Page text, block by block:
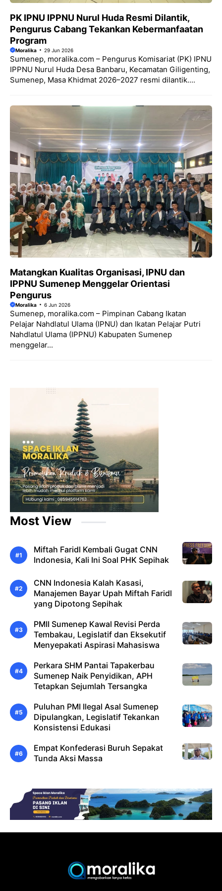
PK IPNU IPPNU Nurul Huda Resmi Dilantik,
Pengurus Cabang Tekankan Kebermanfaatan
Program
Moralika 29 Jun 2026
Sumenep, moralika.com – Pengurus Komisariat (PK) IPNU
IPPNU Nurul Huda Desa Banbaru, Kecamatan Giligenting,
Sumenep, Masa Khidmat 2026–2027 resmi dilantik....
Matangkan Kualitas Organisasi, IPNU dan
IPPNU Sumenep Menggelar Orientasi
Pengurus
Moralika 6 Jun 2026
Sumenep, moralika.com – Pimpinan Cabang Ikatan
Pelajar Nahdlatul Ulama (IPNU) dan Ikatan Pelajar Putri
Nahdlatul Ulama (IPPNU) Kabupaten Sumenep
menggelar...
Most View
Miftah Faridl Kembali Gugat CNN
Indonesia, Kali Ini Soal PHK Sepihak
CNN Indonesia Kalah Kasasi,
Manajemen Bayar Upah Miftah Faridl
yang Dipotong Sepihak
PMII Sumenep Kawal Revisi Perda
Tembakau, Legislatif dan Eksekutif
Menyepakati Aspirasi Mahasiswa
Perkara SHM Pantai Tapakerbau
Sumenep Naik Penyidikan, APH
Tetapkan Sejumlah Tersangka
Puluhan PMI Ilegal Asal Sumenep
Dipulangkan, Legislatif Tekankan
Konsistensi Edukasi
Empat Konfederasi Buruh Sepakat
Tunda Aksi Massa